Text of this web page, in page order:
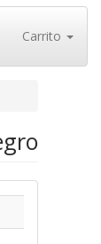
Carrito